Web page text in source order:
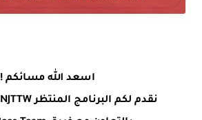
اسعد الله مسائكم !
نقدم لكم البرنامج المنتظر NJTTW الموسم الـ 8